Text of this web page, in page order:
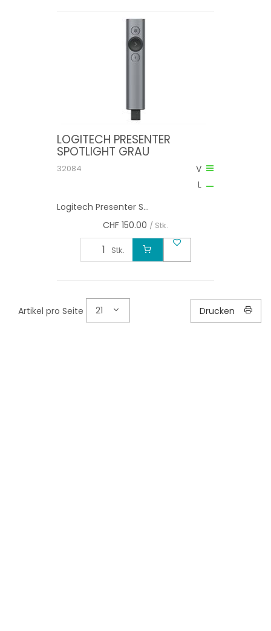
LOGITECH PRESENTER
SPOTLIGHT GRAU
V
L
32084
Logitech Presenter S...
CHF 150.00 / Stk.
Stk.
Artikel pro Seite 21 Drucken